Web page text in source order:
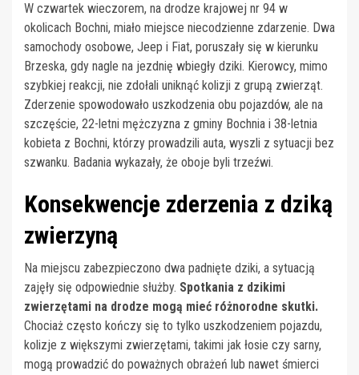
W czwartek wieczorem, na drodze krajowej nr 94 w
okolicach Bochni, miało miejsce niecodzienne zdarzenie. Dwa
samochody osobowe, Jeep i Fiat, poruszały się w kierunku
Brzeska, gdy nagle na jezdnię wbiegły dziki. Kierowcy, mimo
szybkiej reakcji, nie zdołali uniknąć kolizji z grupą zwierząt.
Zderzenie spowodowało uszkodzenia obu pojazdów, ale na
szczęście, 22-letni mężczyzna z gminy Bochnia i 38-letnia
kobieta z Bochni, którzy prowadzili auta, wyszli z sytuacji bez
szwanku. Badania wykazały, że oboje byli trzeźwi.
Konsekwencje zderzenia z dziką
zwierzyną
Na miejscu zabezpieczono dwa padnięte dziki, a sytuacją
zajęły się odpowiednie służby. Spotkania z dzikimi
zwierzętami na drodze mogą mieć różnorodne skutki.
Chociaż często kończy się to tylko uszkodzeniem pojazdu,
kolizje z większymi zwierzętami, takimi jak łosie czy sarny,
mogą prowadzić do poważnych obrażeń lub nawet śmierci